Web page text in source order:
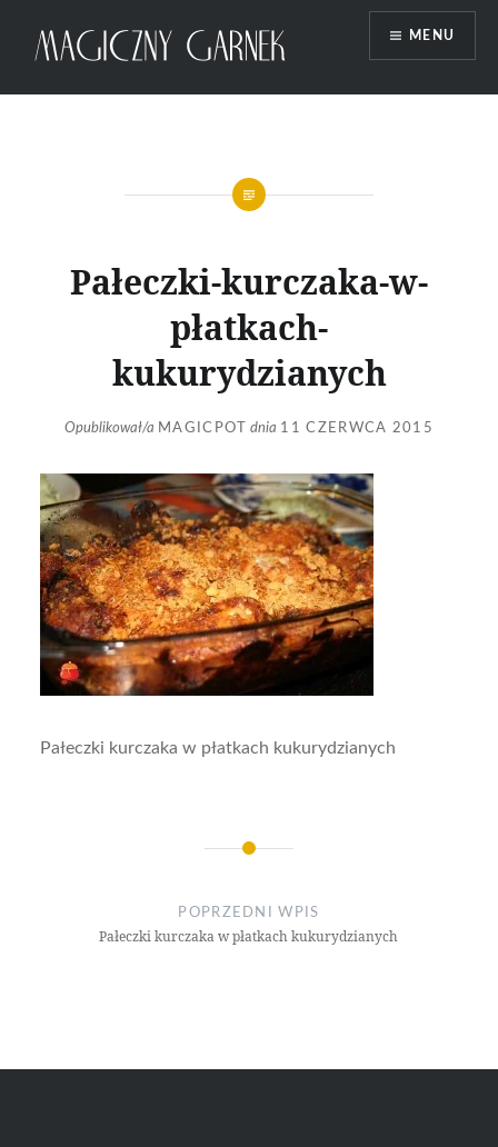
Magiczny Garnek
MENU
Pałeczki-kurczaka-w-
płatkach-
kukurydzianych
Opublikował/a MAGICPOT dnia 11 CZERWCA 2015
Pałeczki kurczaka w płatkach kukurydzianych
POPRZEDNI WPIS
Pałeczki kurczaka w płatkach kukurydzianych